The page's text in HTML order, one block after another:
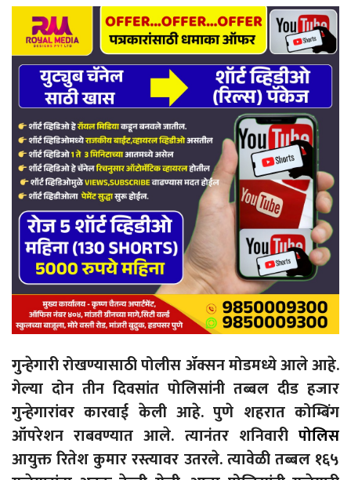
गुन्हेगारी रोखण्यासाठी पोलीस ॲक्सन मोडमध्ये आले आहे.
गेल्या दोन तीन दिवसांत पोलिसांनी तब्बल दीड हजार
गुन्हेगारांवर कारवाई केली आहे. पुणे शहरात कोम्बिंग
ऑपरेशन राबवण्यात आले. त्यानंतर शनिवारी पोलिस
आयुक्त रितेश कुमार रस्त्यावर उतरले. त्यावेळी तब्बल १६५